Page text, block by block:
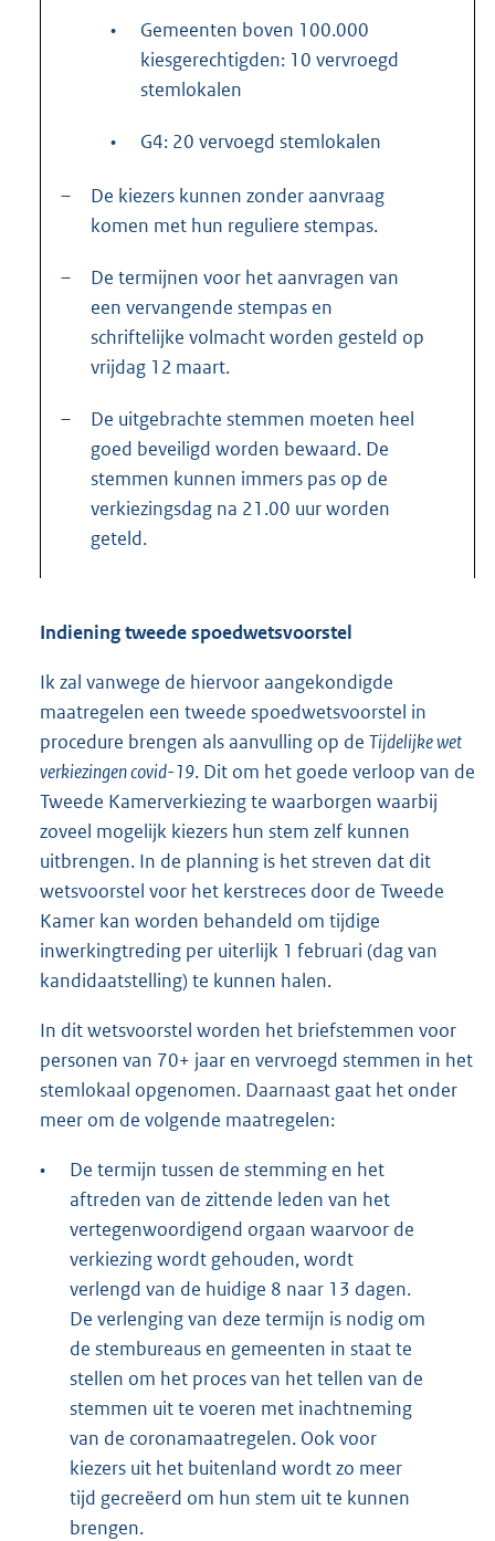
•
Gemeenten boven 100.000
kiesgerechtigden: 10 vervroegd
stemlokalen
• G4: 20 vervoegd stemlokalen
–
De kiezers kunnen zonder aanvraag
komen met hun reguliere stempas.
–
De termijnen voor het aanvragen van
een vervangende stempas en
schriftelijke volmacht worden gesteld op
vrijdag 12 maart.
–
De uitgebrachte stemmen moeten heel
goed beveiligd worden bewaard. De
stemmen kunnen immers pas op de
verkiezingsdag na 21.00 uur worden
geteld.
Indiening tweede spoedwetsvoorstel
Ik zal vanwege de hiervoor aangekondigde
maatregelen een tweede spoedwetsvoorstel in
procedure brengen als aanvulling op de Tijdelijke wet
verkiezingen covid-19. Dit om het goede verloop van de
Tweede Kamerverkiezing te waarborgen waarbij
zoveel mogelijk kiezers hun stem zelf kunnen
uitbrengen. In de planning is het streven dat dit
wetsvoorstel voor het kerstreces door de Tweede
Kamer kan worden behandeld om tijdige
inwerkingtreding per uiterlijk 1 februari (dag van
kandidaatstelling) te kunnen halen.
In dit wetsvoorstel worden het briefstemmen voor
personen van 70+ jaar en vervroegd stemmen in het
stemlokaal opgenomen. Daarnaast gaat het onder
meer om de volgende maatregelen:
•
De termijn tussen de stemming en het
aftreden van de zittende leden van het
vertegenwoordigend orgaan waarvoor de
verkiezing wordt gehouden, wordt
verlengd van de huidige 8 naar 13 dagen.
De verlenging van deze termijn is nodig om
de stembureaus en gemeenten in staat te
stellen om het proces van het tellen van de
stemmen uit te voeren met inachtneming
van de coronamaatregelen. Ook voor
kiezers uit het buitenland wordt zo meer
tijd gecreëerd om hun stem uit te kunnen
brengen.